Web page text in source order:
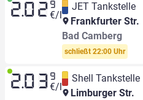
2.02 9
€/l
JET Tankstelle
Frankfurter Str.
Bad Camberg
schließt 22:00 Uhr
2.03 9
€/l
Shell Tankstelle
Limburger Str.